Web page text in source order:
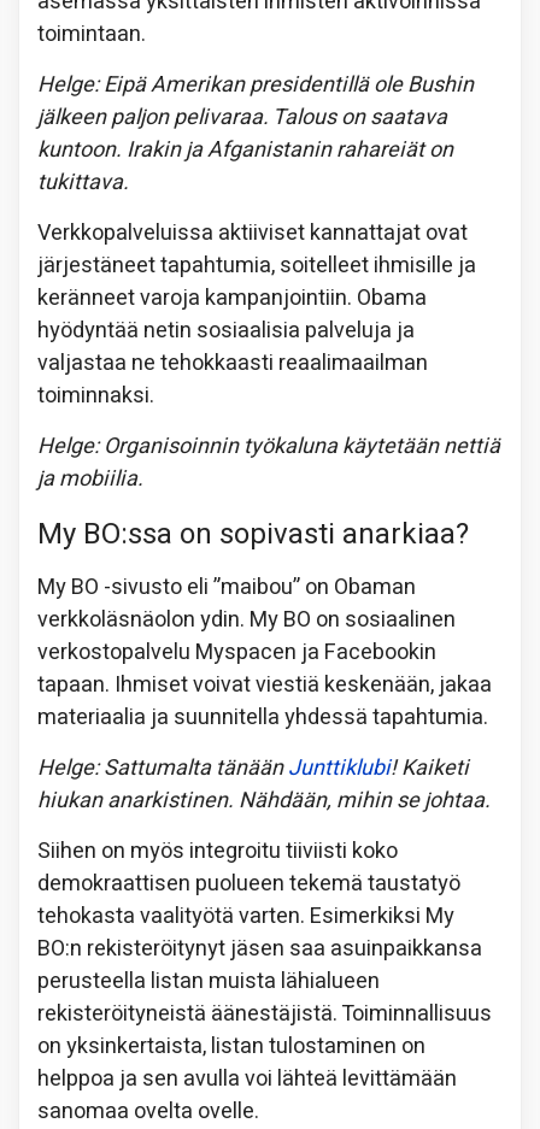
toimintaan.
Helge: Eipä Amerikan presidentillä ole Bushin
jälkeen paljon pelivaraa. Talous on saatava
kuntoon. Irakin ja Afganistanin rahareiät on
tukittava.
Verkko­palveluissa aktiiviset kannattajat ovat
järjestäneet tapahtumia, soitelleet ihmisille ja
keränneet varoja kampanjointiin. Obama
hyödyntää netin sosiaalisia palveluja ja
valjastaa ne tehokkaasti reaali­maailman
toiminnaksi.
Helge: Organisoinnin työkaluna käytetään nettiä
ja mobiilia.
My BO:ssa on sopivasti anarkiaa?
My BO -sivusto eli ”maibou” on Obaman
verkkoläsnäolon ydin. My BO on sosiaalinen
verkostopalvelu Myspacen ja Facebookin
tapaan. Ihmiset voivat viestiä keskenään, jakaa
materiaalia ja suunnitella yhdessä tapahtumia.
Helge: Sattumalta tänäänJunttiklubi! Kaiketi
hiukan anarkistinen. Nähdään, mihin se johtaa.
Siihen on myös integroitu tiiviisti koko
demokraattisen puolueen tekemä taustatyö
tehokasta vaalityötä varten. Esimerkiksi My
BO:n rekisteröitynyt jäsen saa asuinpaikkansa
perusteella listan muista lähialueen
rekisteröityneistä äänestäjistä. Toiminnallisuus
on yksinkertaista, listan tulostaminen on
helppoa ja sen avulla voi lähteä levittämään
sanomaa ovelta ovelle.